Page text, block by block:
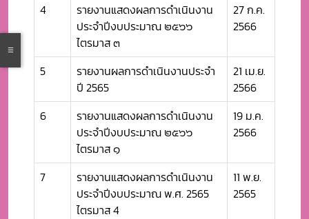
4
รายงานแสดงผลการดำเนินงาน
ประจำปีงบประมาณ ๒๕๖๖
ไตรมาส ๓
27 ก.ค.
2566
5
รายงานผลการดำเนินงานประจำ
ปี 2565
21 เม.ย.
2566
6
รายงานแสดงผลการดำเนินงาน
ประจำปีงบประมาณ ๒๕๖๖
ไตรมาส ๑
19 ม.ค.
2566
7
รายงานแสดงผลการดำเนินงาน
ประจำปีงบประมาณ พ.ศ. 2565
ไตรมาส 4
11 พ.ย.
2565